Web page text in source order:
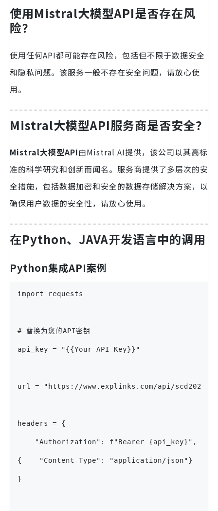
使用Mistral大模型API是否存在风
险？
使用任何API都可能存在风险，包括但不限于数据安全
和隐私问题。该服务一般不存在安全问题，请放心使
用。
Mistral大模型API服务商是否安全？
Mistral大模型API由Mistral AI提供，该公司以其高标
准的科学研究和创新而闻名。服务商提供了多层次的安
全措施，包括数据加密和安全的数据存储解决方案，以
确保用户数据的安全性，请放心使用。
在Python、JAVA开发语言中的调用
Python集成API案例
import requests
# 替换为您的API密钥
api_key = "{{Your-API-Key}}"
url = "https://www.explinks.com/api/
headers = {
    "Authorization": f"Bearer {api_key}",
{    "Content-Type": "application/json"}
}